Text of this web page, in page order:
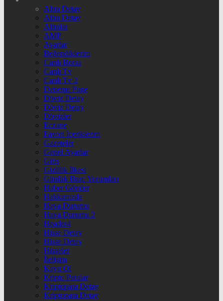
Altın Detay
Altın Detay
Altınlar
AMP
Ayarlar
Beğendiklerim
Canlı Borsa
Canlı Tv
Canlı Tv 2
Deneme Page
Döviz Detay
Döviz Detay
Dövizler
Eczane
Favori İçeriklerim
Gazeteler
Genel Ayarlar
Giriş
Gizlilik İlkesi
Günlük Burç Yorumları
Haber Gönder
Hakkımızda
Hava Durumu
Hava Durumu 2
Header4
Hisse Detay
Hisse Detay
Hisseler
İletişim
Kayıt Ol
Kripto Paralar
Kriptopara Detay
Kriptopara Detay